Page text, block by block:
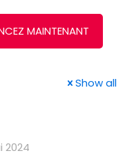
MAINTENANT
Show all
2024